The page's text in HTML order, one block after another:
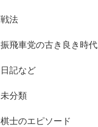
戦法
振飛車党の古き良き時代
日記など
未分類
棋士のエピソード